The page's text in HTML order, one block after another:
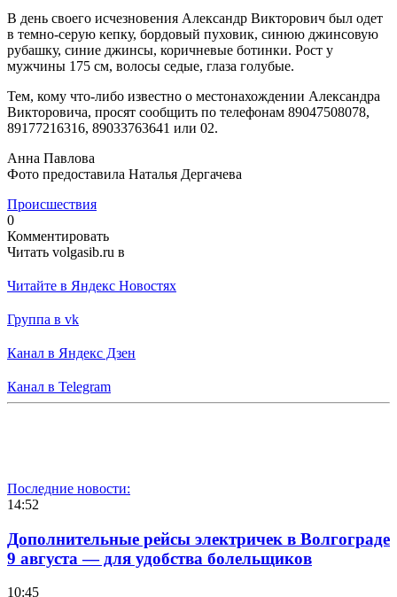
В день своего исчезновения Александр Викторович был одет
в темно-серую кепку, бордовый пуховик, синюю джинсовую
рубашку, синие джинсы, коричневые ботинки. Рост у
мужчины 175 см, волосы седые, глаза голубые.
Тем, кому что-либо известно о местонахождении Александра
Викторовича, просят сообщить по телефонам 89047508078,
89177216316, 89033763641 или 02.
Анна Павлова
Фото предоставила Наталья Дергачева
Происшествия
0
Комментировать
Читать volgasib.ru в
Читайте в Яндекс Новостях
Группа в vk
Канал в Яндекс Дзен
Канал в Telegram
Последние новости:
14:52
Дополнительные рейсы электричек в Волгограде
9 августа — для удобства болельщиков
10:45